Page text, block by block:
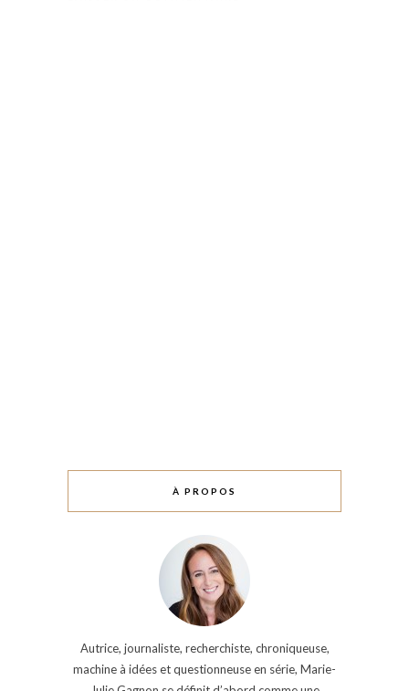
À PROPOS
Autrice, journaliste, recherchiste, chroniqueuse,
machine à idées et questionneuse en série, Marie-